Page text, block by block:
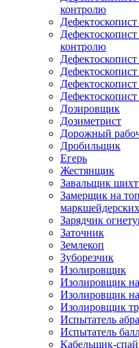
контролю
контролю
Дозировщик
Дозиметрист
Дорожный
Дробильщик
Егерь
Жестянщик
Завальщик
Замерщик на
Зарядчик
Заточник
Землекоп
Зуборезчик
Изолировщик
Изолировщик
Изолировщик
Изолировщик
Испытатель
Испытатель
Кабельщик-